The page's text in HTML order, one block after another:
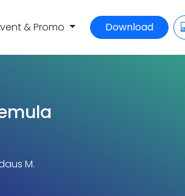
& Promo Download
M.